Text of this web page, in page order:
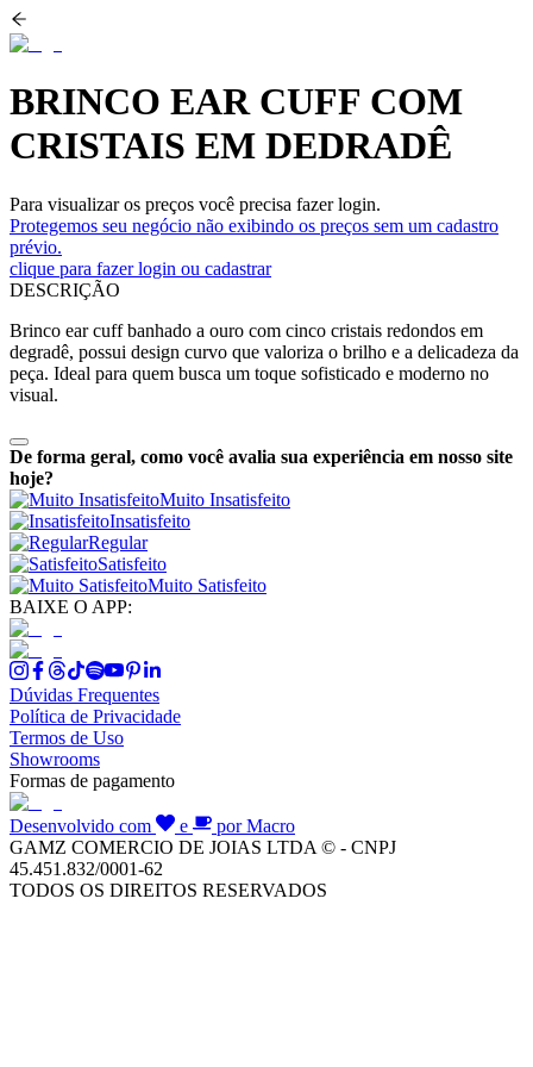
BRINCO EAR CUFF COM
CRISTAIS EM DEDRADÊ
Para visualizar os preços você precisa fazer login.
Protegemos seu negócio não exibindo os preços sem um cadastro
prévio.
clique para fazer login ou cadastrar
DESCRIÇÃO
Brinco ear cuff banhado a ouro com cinco cristais redondos em
degradê, possui design curvo que valoriza o brilho e a delicadeza da
peça. Ideal para quem busca um toque sofisticado e moderno no
visual.
De forma geral, como você avalia sua experiência em nosso site
hoje?
Muito Insatisfeito
Insatisfeito
Regular
Satisfeito
Muito Satisfeito
BAIXE O APP:
Dúvidas Frequentes
Política de Privacidade
Termos de Uso
Showrooms
Formas de pagamento
Desenvolvido com e
por Macro
GAMZ COMERCIO DE JOIAS LTDA © - CNPJ
45.451.832/0001-62
TODOS OS DIREITOS RESERVADOS